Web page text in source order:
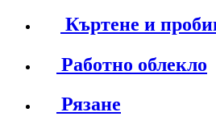
Къртене и
Работно облекло
Рязане